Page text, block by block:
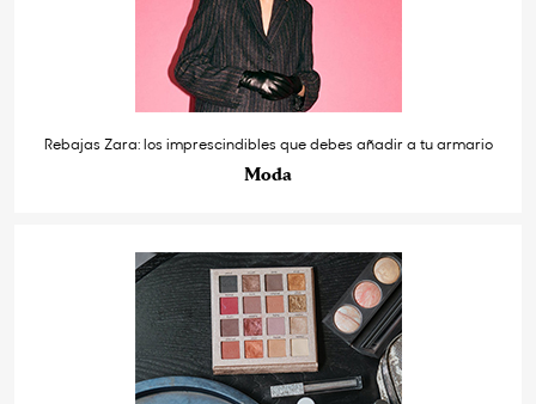
Rebajas Zara: los imprescindibles que debes añadir a tu armario
Moda